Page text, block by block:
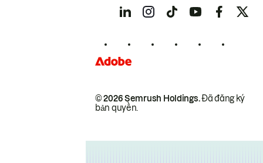
© 2026 Semrush Holdings.Đã đăng ký
bản quyền.